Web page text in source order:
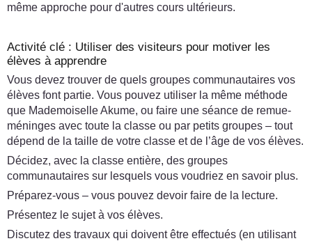
même approche pour d'autres cours ultérieurs.
Activité clé : Utiliser des visiteurs pour motiver les
élèves à apprendre
Vous devez trouver de quels groupes communautaires vos
élèves font partie. Vous pouvez utiliser la même méthode
que Mademoiselle Akume, ou faire une séance de remue-
méninges avec toute la classe ou par petits groupes – tout
dépend de la taille de votre classe et de l’âge de vos élèves.
Décidez, avec la classe entière, des groupes
communautaires sur lesquels vous voudriez en savoir plus.
Préparez-vous – vous pouvez devoir faire de la lecture.
Présentez le sujet à vos élèves.
Discutez des travaux qui doivent être effectués (en utilisant